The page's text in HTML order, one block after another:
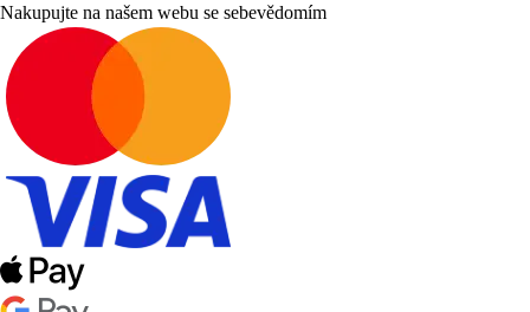
Nakupujte na našem webu se sebevědomím